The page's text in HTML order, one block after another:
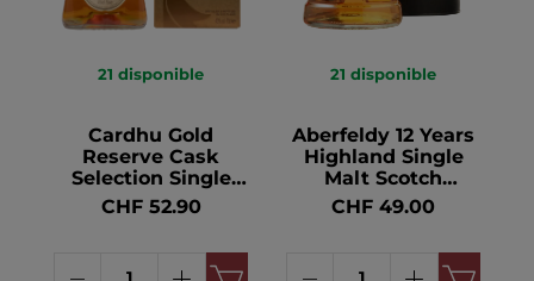
21 disponible
Cardhu Gold
Reserve Cask
Selection Single
Malt Scotch
Whisky 40° 70cl
CHF 52.90
21 disponible
Aberfeldy 12 Years
Highland Single
Malt Scotch
Whisky 40° 70cl
CHF 49.00